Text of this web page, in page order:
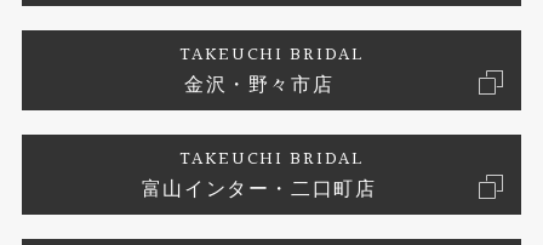
TAKEUCHI BRIDAL
金沢・野々市店
TAKEUCHI BRIDAL
富山インター・二口町店